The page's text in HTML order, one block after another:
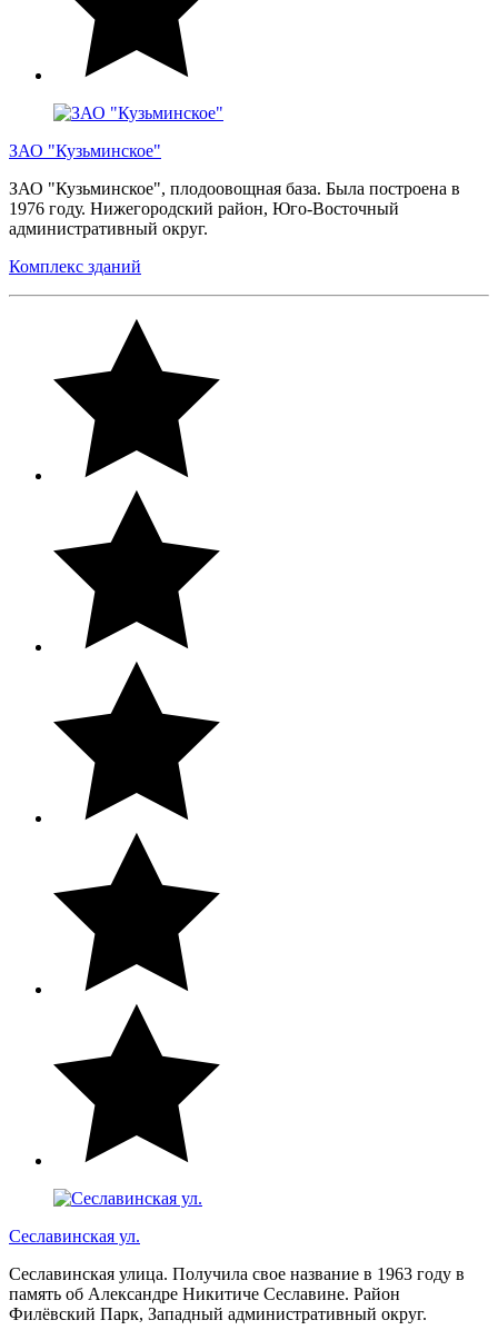
ЗАО "Кузьминское"
ЗАО "Кузьминское", плодоовощная база. Была построена в
1976 году. Нижегородский район, Юго-Восточный
административный округ.
Комплекс зданий
Сеславинская ул.
Сеславинская улица. Получила свое название в 1963 году в
память об Александре Никитиче Сеславине. Район
Филёвский Парк, Западный административный округ.